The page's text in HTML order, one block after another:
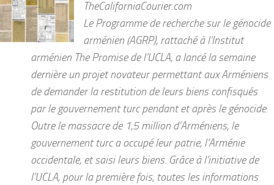
TheCaliforniaCourier.com
Le Programme de recherche sur le génocide
arménien (AGRP), rattaché à l’Institut
arménien The Promise de l’UCLA, a lancé la semaine
dernière un projet novateur permettant aux Arméniens
de demander la restitution de leurs biens confisqués
par le gouvernement turc pendant et après le génocide.
Outre le massacre de 1,5 million d’Arméniens, le
gouvernement turc a occupé leur patrie, l’Arménie
occidentale, et saisi leurs biens. Grâce à l’initiative de
l’UCLA, pour la première fois, toutes les informations